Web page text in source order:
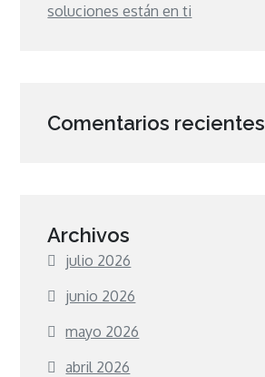
soluciones están en ti
Comentarios recientes
Archivos
julio 2026
junio 2026
mayo 2026
abril 2026